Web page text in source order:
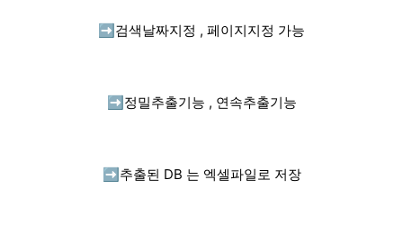
➡️ 검색날짜지정 , 페이지지정 가능
➡️ 정밀추출기능 , 연속추출기능
➡️ 추출된 DB 는 엑셀파일로 저장